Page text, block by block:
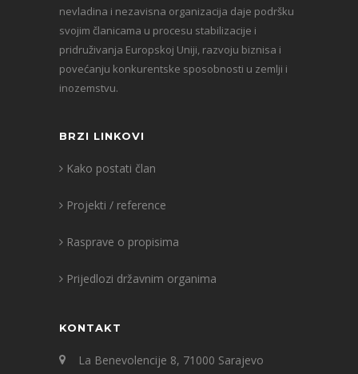
nevladina i nezavisna organizacija daje podršku
svojim članicama u procesu stabilizacije i
pridruživanja Europskoj Uniji, razvoju biznisa i
povećanju konkurentske sposobnosti u zemlji i
inozemstvu.
BRZI LINKOVI
Kako postati član
Projekti / reference
Rasprave o propisima
Prijedlozi državnim organima
KONTAKT
La Benevolencije 8, 71000 Sarajevo